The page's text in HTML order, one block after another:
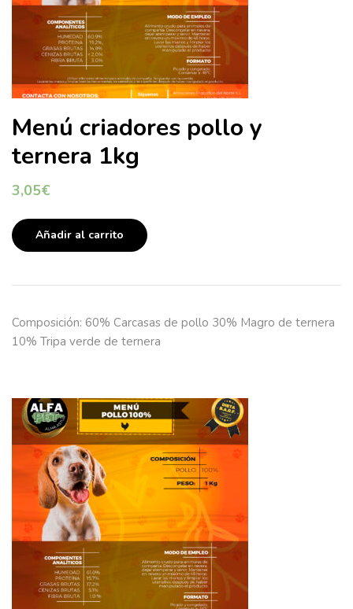
Menú criadores pollo y
ternera 1kg
3,05€
Añadir al carrito
Composición: 60% Carcasas de pollo 30% Magro de ternera
10% Tripa verde de ternera